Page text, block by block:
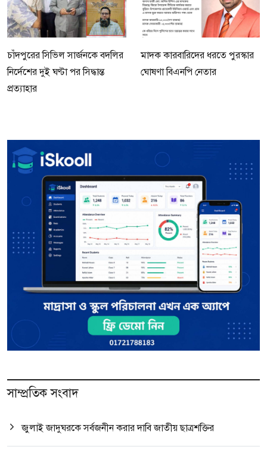
চাঁদপুরের সিভিল সার্জনকে বদলির
নির্দেশের দুই ঘণ্টা পর সিদ্ধান্ত
প্রত্যাহার
মাদক কারবারিদের ধরতে পুরস্কার
ঘোষণা বিএনপি নেতার
সাম্প্রতিক সংবাদ
জুলাই জাদুঘরকে সর্বজনীন করার দাবি জাতীয় ছাত্রশক্তির